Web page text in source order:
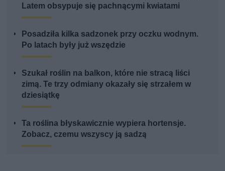
Latem obsypuje się pachnącymi kwiatami
Posadziła kilka sadzonek przy oczku wodnym.
Po latach były już wszędzie
Szukał roślin na balkon, które nie stracą liści
zimą. Te trzy odmiany okazały się strzałem w
dziesiątkę
Ta roślina błyskawicznie wypiera hortensje.
Zobacz, czemu wszyscy ją sadzą